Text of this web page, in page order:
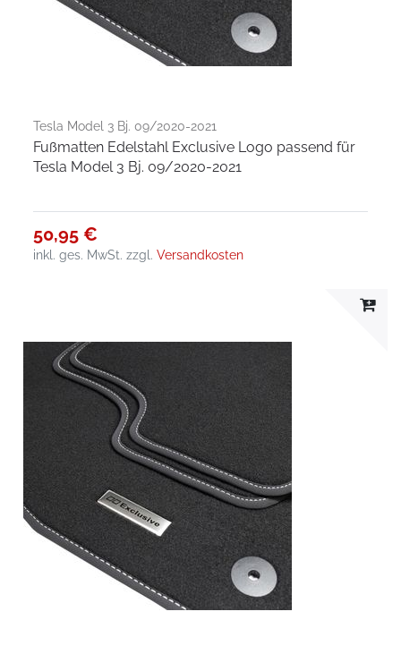
Tesla Model 3 Bj. 09/2020-2021
Fußmatten Edelstahl Exclusive Logo passend für
Tesla Model 3 Bj. 09/2020-2021
50,95 €
inkl. ges. MwSt. zzgl.Versandkosten